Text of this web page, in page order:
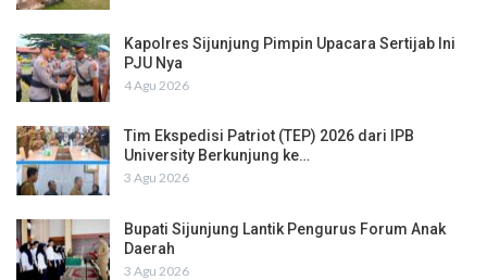
Kapolres Sijunjung Pimpin Upacara Sertijab Ini
PJU Nya
4 Agu 2026
Tim Ekspedisi Patriot (TEP) 2026 dari IPB
University Berkunjung ke…
3 Agu 2026
Bupati Sijunjung Lantik Pengurus Forum Anak
Daerah
3 Agu 2026